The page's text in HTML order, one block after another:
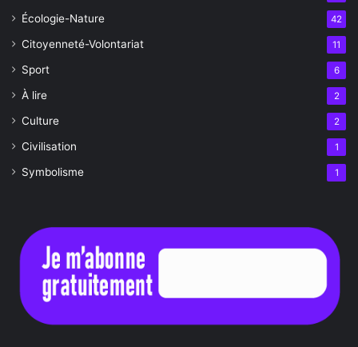
Écologie-Nature 42
Citoyenneté-Volontariat 11
Sport 6
À lire 2
Culture 2
Civilisation 1
Symbolisme 1